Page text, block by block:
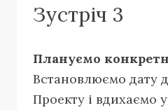
Зустріч 3
Плануємо
Встановлюємо дату
Проекту і вдихаємо